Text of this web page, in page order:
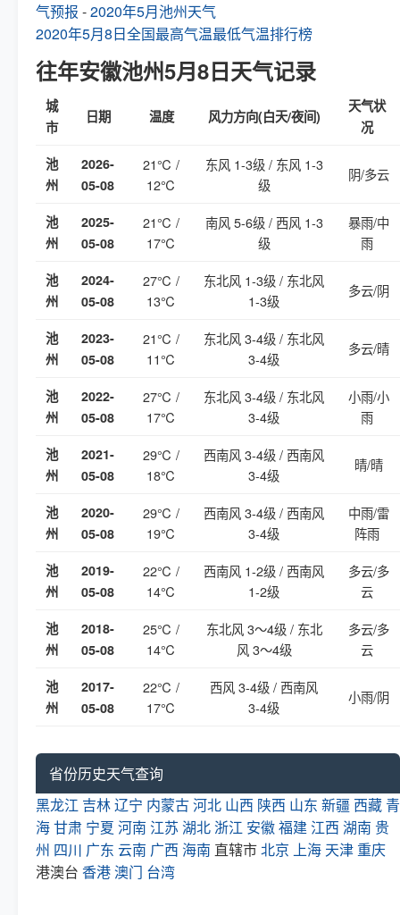
气预报 -2020年5月池州天气
2020年5月8日全国最高气温最低气温排行榜
往年安徽池州5月8日天气记录
城
市
日期 温度 风力方向(白天/夜间)
天气状
况
池
州
2026-
05-08
21℃ /
12℃
东风 1-3级 / 东风 1-3
级
阴/多云
池
州
2025-
05-08
21℃ /
17℃
南风 5-6级 / 西风 1-3
级
暴雨/中
雨
池
州
2024-
05-08
27℃ /
13℃
东北风 1-3级 / 东北风
1-3级
多云/阴
池
州
2023-
05-08
21℃ /
11℃
东北风 3-4级 / 东北风
3-4级
多云/晴
池
州
2022-
05-08
27℃ /
17℃
东北风 3-4级 / 东北风
3-4级
小雨/小
雨
池
州
2021-
05-08
29℃ /
18℃
西南风 3-4级 / 西南风
3-4级
晴/晴
池
州
2020-
05-08
29℃ /
19℃
西南风 3-4级 / 西南风
3-4级
中雨/雷
阵雨
池
州
2019-
05-08
22℃ /
14℃
西南风 1-2级 / 西南风
1-2级
多云/多
云
池
州
2018-
05-08
25℃ /
14℃
东北风 3～4级 / 东北
风 3～4级
多云/多
云
池
州
2017-
05-08
22℃ /
17℃
西风 3-4级 / 西南风
3-4级
小雨/阴
省份历史天气查询
黑龙江 吉林辽宁 内蒙古河北 山西 陕西 山东 新疆 西藏 青
海甘肃 宁夏 河南 江苏 湖北 浙江 安徽福建 江西 湖南 贵
州 四川 广东 云南 广西 海南 直辖市北京 上海 天津 重庆
港澳台 香港澳门 台湾